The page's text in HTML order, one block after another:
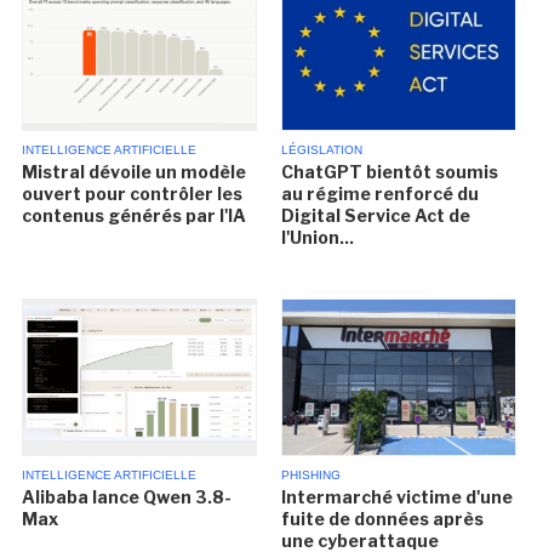
INTELLIGENCE ARTIFICIELLE
Mistral dévoile un modèle
ouvert pour contrôler les
contenus générés par l'IA
LÉGISLATION
ChatGPT bientôt soumis
au régime renforcé du
Digital Service Act de
l'Union...
INTELLIGENCE ARTIFICIELLE
Alibaba lance Qwen 3.8-
Max
PHISHING
Intermarché victime d'une
fuite de données après
une cyberattaque